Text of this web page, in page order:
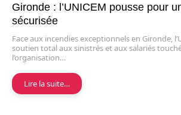
Gironde : l’UNICEM pousse pour
sécurisée
Face aux incendies exceptionnels en Gironde,
soutien total aux sinistrés et aux salariés
l’organisation…
Lire la suite…